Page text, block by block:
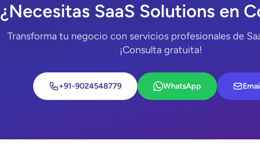
¿Necesitas SaaS Solutions en
Transforma tu negocio con servicios profesionales de
¡Consulta gratuita!
+91-9024548779 WhatsApp